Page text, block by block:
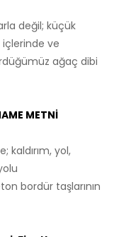
değil; küçük
içlerinde ve
ağaç dibi
METNİ
kaldırım, yol,
bordür taşlarının